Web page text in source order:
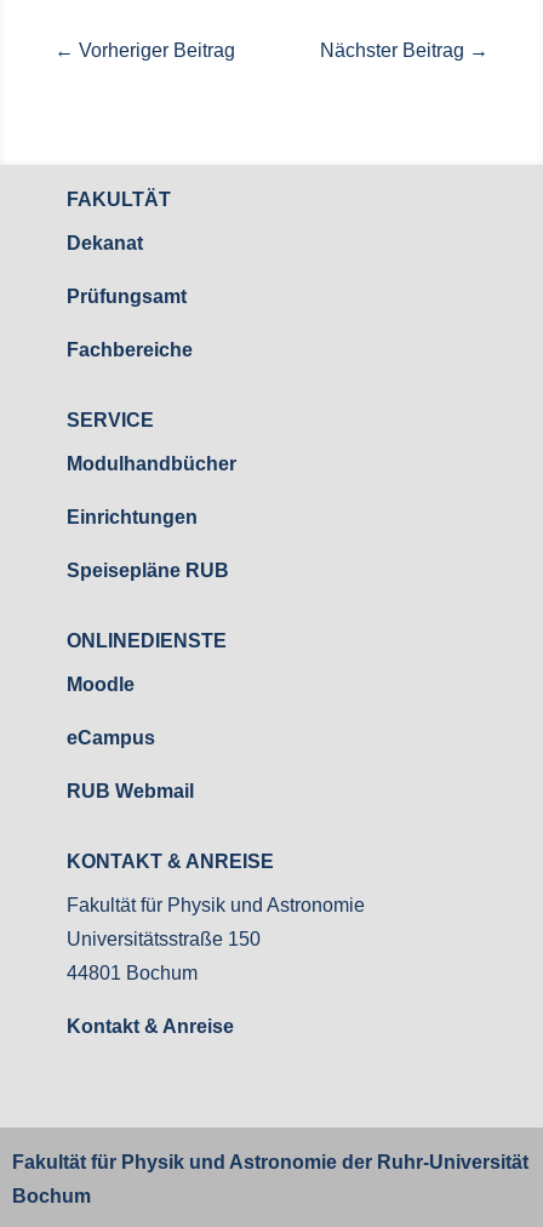
← Vorheriger Beitrag Nächster Beitrag →
FAKULTÄT
Dekanat
Prüfungsamt
Fachbereiche
SERVICE
Modulhandbücher
Einrichtungen
Speisepläne RUB
ONLINEDIENSTE
Moodle
eCampus
RUB Webmail
KONTAKT & ANREISE
Fakultät für Physik und Astronomie
Universitätsstraße 150
44801 Bochum
Kontakt & Anreise
Fakultät für Physik und Astronomie der Ruhr-Universität
Bochum